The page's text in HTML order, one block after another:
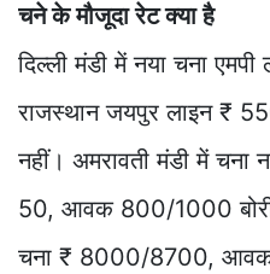
चने के मौजूदा रेट क्या है
दिल्ली मंडी में नया चना
राजस्थान जयपुर लाइन ₹
नहीं। अमरावती मंडी में
50, आवक 800/1000 बोरी
चना ₹ 8000/8700, आवक